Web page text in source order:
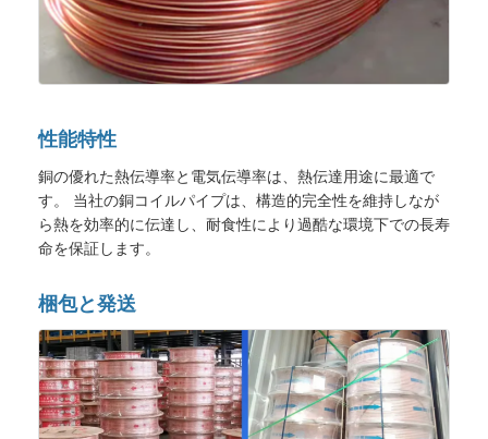
性能特性
銅の優れた熱伝導率と電気伝導率は、熱伝達用途に最適で
す。 当社の銅コイルパイプは、構造的完全性を維持しなが
ら熱を効率的に伝達し、耐食性により過酷な環境下での長寿
命を保証します。
梱包と発送